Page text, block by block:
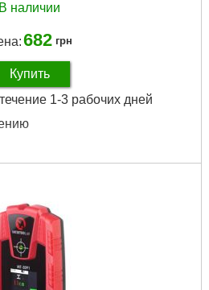
В наличии
682 грн
Купить
1-3 рабочих дней